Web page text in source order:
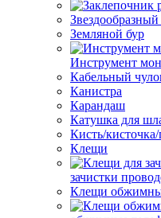
Земляной бур
Инструмент
Кабельный
Канистра
Карандаш
Катушка для
Кисть/
Клещи
зачистки
Клещи